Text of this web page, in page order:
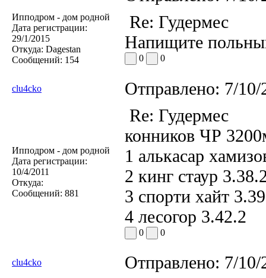
Ипподром - дом родной
Дата регистрации:
29/1/2015
Откуда: Dagestan
Сообщений: 154
Re: Гудермес
Напищите
0 0
clu4cko Отправлено: 7/
Ипподром - дом родной
Дата регистрации:
10/4/2011
Откуда:
Сообщений: 881
Re: Гудермес
конников ЧР
1 алькасар
2 кинг стаур
3 спорти хайт
4 лесогор 3.42.2
0 0
clu4cko Отправлено: 7/